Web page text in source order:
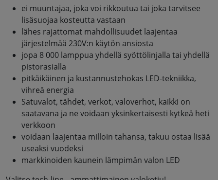
ei muuntajaa, joka voi rikkoutua tai joka tarvitsee
lisäsuojaa kosteutta vastaan
lähes rajattomat mahdollisuudet laajentaa
järjestelmää 230V:n käytön ansiosta
jopa 8 000 lamppua yhdellä syöttölinjalla tai yhdellä
pistorasialla
pitkäikäinen ja kustannustehokas LED-tekniikka,
vihreä energia
Satuvalot, tähdet, verkot, valoverhot, kaikki on
saatavana ja ne voidaan yksinkertaisesti kytkeä heti
verkkoon
voidaan laajentaa milloin tahansa, takuu ostaa lisää
useaksi vuodeksi
markkinoiden kaunein lämpimän valon LED